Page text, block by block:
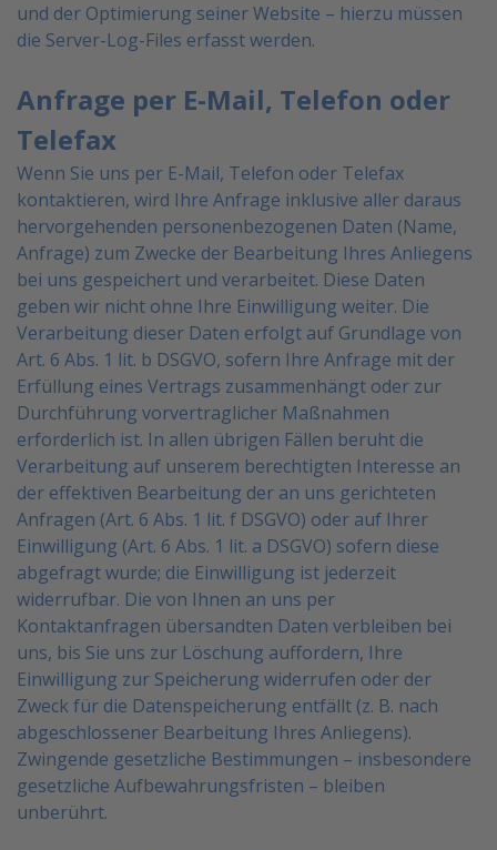
und der Optimierung seiner Website – hierzu müssen
die Server-Log-Files erfasst werden.
Anfrage per E-Mail, Telefon oder
Telefax
Wenn Sie uns per E-Mail, Telefon oder Telefax
kontaktieren, wird Ihre Anfrage inklusive aller daraus
hervorgehenden personenbezogenen Daten (Name,
Anfrage) zum Zwecke der Bearbeitung Ihres Anliegens
bei uns gespeichert und verarbeitet. Diese Daten
geben wir nicht ohne Ihre Einwilligung weiter. Die
Verarbeitung dieser Daten erfolgt auf Grundlage von
Art. 6 Abs. 1 lit. b DSGVO, sofern Ihre Anfrage mit der
Erfüllung eines Vertrags zusammenhängt oder zur
Durchführung vorvertraglicher Maßnahmen
erforderlich ist. In allen übrigen Fällen beruht die
Verarbeitung auf unserem berechtigten Interesse an
der effektiven Bearbeitung der an uns gerichteten
Anfragen (Art. 6 Abs. 1 lit. f DSGVO) oder auf Ihrer
Einwilligung (Art. 6 Abs. 1 lit. a DSGVO) sofern diese
abgefragt wurde; die Einwilligung ist jederzeit
widerrufbar. Die von Ihnen an uns per
Kontaktanfragen übersandten Daten verbleiben bei
uns, bis Sie uns zur Löschung auffordern, Ihre
Einwilligung zur Speicherung widerrufen oder der
Zweck für die Datenspeicherung entfällt (z. B. nach
abgeschlossener Bearbeitung Ihres Anliegens).
Zwingende gesetzliche Bestimmungen – insbesondere
gesetzliche Aufbewahrungsfristen – bleiben
unberührt.